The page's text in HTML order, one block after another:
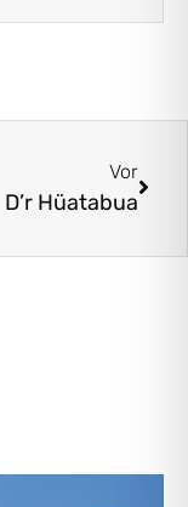
Vor
D’r Hüatabua